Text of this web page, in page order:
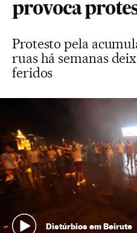
provoca
Protesto pela
ruas há semanas
feridos
Distúrbios em Beirute